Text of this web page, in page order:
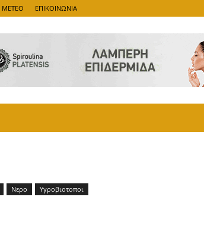
METEO ΕΠΙΚΟΙΝΩΝΙΑ
Νερο Υγροβιοτοποι